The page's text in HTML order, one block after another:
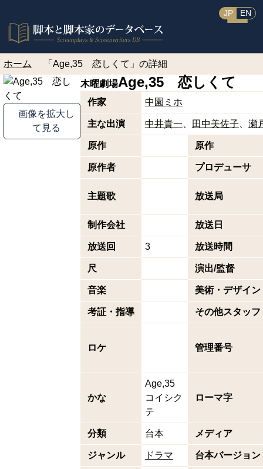
JP EN
ホーム 「Age,35 恋しくて」の詳細
画像を拡大し
て見る
木曜劇場Age,35 恋しくて
作家 中園ミホ
主な出演 中井貴一 田中美佐子 瀬
原作 原作
原作者 プロデューサ
主題歌 放送局
制作会社 放送日
放送回 3 放送時間
尺 演出/監督
音楽 美術・デザイン
考証・指導 その他スタッフ
ロケ 管理番号
かな
Age,35
コイシク
テ
ローマ字
分類 台本 メディア
ジャンル ドラマ 台本バージョン